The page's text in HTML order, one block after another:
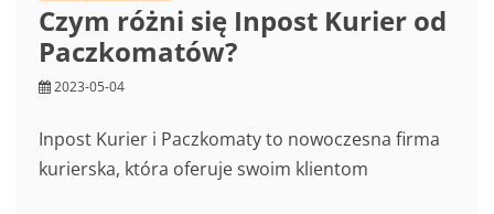
Czym różni się Inpost Kurier od
Paczkomatów?
2023-05-04
Inpost Kurier i Paczkomaty to nowoczesna firma
kurierska, która oferuje swoim klientom